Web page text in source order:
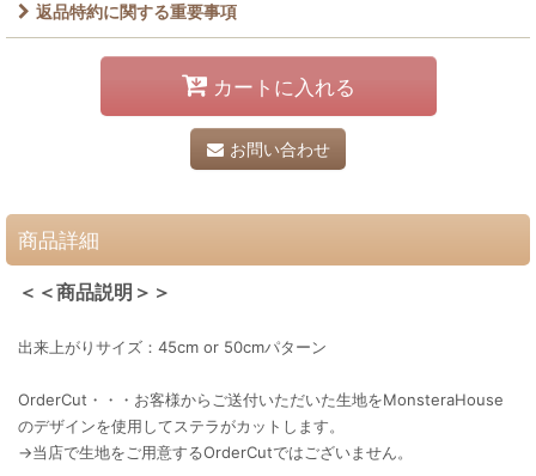
返品特約に関する重要事項
カートに入れる
お問い合わせ
商品詳細
＜＜商品説明＞＞
出来上がりサイズ：45cm or 50cmパターン
OrderCut・・・お客様からご送付いただいた生地をMonsteraHouse
のデザインを使用してステラがカットします。
→当店で生地をご用意するOrderCutではございません。